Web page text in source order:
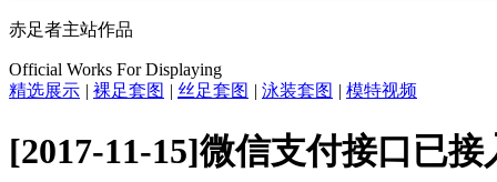
赤足者主站作品
Official Works For Displaying
精选展示 | 裸足套图 | 丝足套图 | 泳装套图 | 模特视频
[2017-11-15]微信支付接口已接